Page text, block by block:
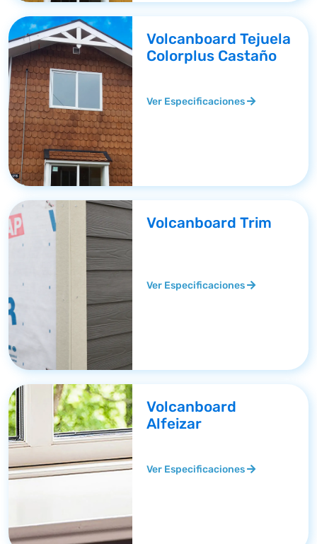
Volcanboard Tejuela
Colorplus Castaño
Ver Especificaciones
Volcanboard Trim
Ver Especificaciones
Volcanboard
Alfeizar
Ver Especificaciones